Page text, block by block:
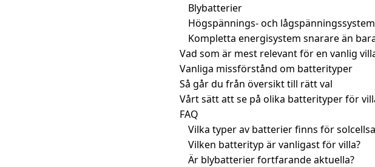
Blybatterier
Högspännings- och lågspänningssystem
Kompletta energisystem snarare än
Vad som är mest relevant för en vanlig
Vanliga missförstånd om batterityper
Så går du från översikt till rätt val
Vårt sätt att se på olika batterityper för
FAQ
Vilka typer av batterier finns för
Vilken batterityp är vanligast för villa?
Är blybatterier fortfarande aktuella?